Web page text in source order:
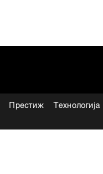
Престиж Технологија